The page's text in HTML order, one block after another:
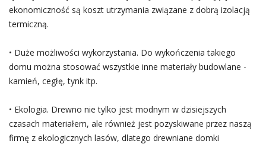
ekonomiczność są koszt utrzymania związane z dobrą izolacją
termiczną.
• Duże możliwości wykorzystania. Do wykończenia takiego
domu można stosować wszystkie inne materiały budowlane -
kamień, cegłę, tynk itp.
• Ekologia. Drewno nie tylko jest modnym w dzisiejszych
czasach materiałem, ale również jest pozyskiwane przez naszą
firmę z ekologicznych lasów, dlatego drewniane domki